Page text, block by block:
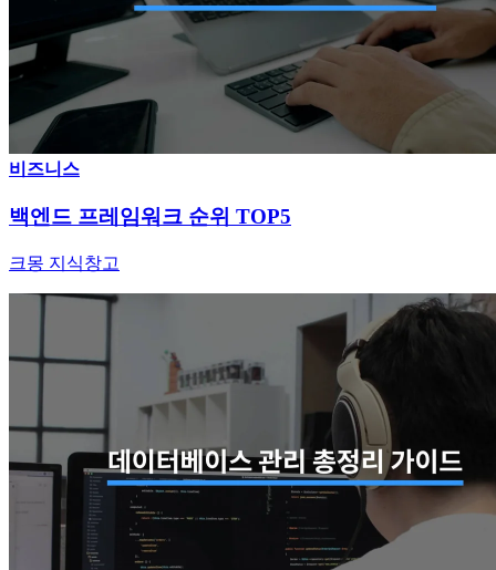
비즈니스
백엔드 프레임워크 순위 TOP5
크몽 지식창고